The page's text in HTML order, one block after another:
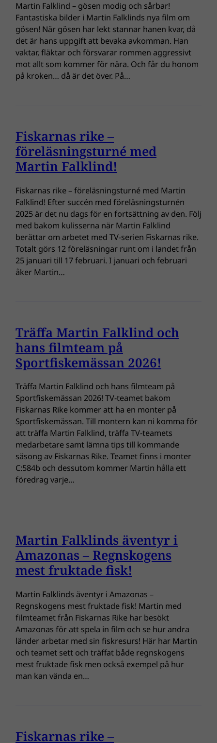
Martin Falklind – gösen modig och sårbar!
Fantastiska bilder i Martin Falklinds nya film om
gösen! När gösen har lekt stannar hanen kvar, då
det är hans uppgift att bevaka avkomman. Han
vaktar, fläktar och försvarar rommen aggressivt
mot allt som kommer för nära. Och får du honom
på kroken… då är det över. På…
Fiskarnas rike –
föreläsningsturné med
Martin Falklind!
Fiskarnas rike – föreläsningsturné med Martin
Falklind! Efter succén med föreläsningsturnén
2025 är det nu dags för en fortsättning av den. Följ
med bakom kulisserna när Martin Falklind
berättar om arbetet med TV-serien Fiskarnas rike.
Totalt görs 12 föreläsningar runt om i landet från
25 januari till 17 februari. I januari och februari
åker Martin…
Träffa Martin Falklind och
hans filmteam på
Sportfiskemässan 2026!
Träffa Martin Falklind och hans filmteam på
Sportfiskemässan 2026! TV-teamet bakom
Fiskarnas Rike kommer att ha en monter på
Sportfiskemässan. Till montern kan ni komma för
att träffa Martin Falklind, träffa TV-teamets
medarbetare samt lämna tips till kommande
säsong av Fiskarnas Rike. Teamet finns i monter
C:584b och dessutom kommer Martin hålla ett
föredrag varje…
Martin Falklinds äventyr i
Amazonas – Regnskogens
mest fruktade fisk!
Martin Falklinds äventyr i Amazonas –
Regnskogens mest fruktade fisk! Martin med
filmteamet från Fiskarnas Rike har besökt
Amazonas för att spela in film och se hur andra
länder arbetar med sin fiskresurs! Här har Martin
och teamet sett och träffat både regnskogens
mest fruktade fisk men också exempel på hur
man kan vända en…
Fiskarnas rike –